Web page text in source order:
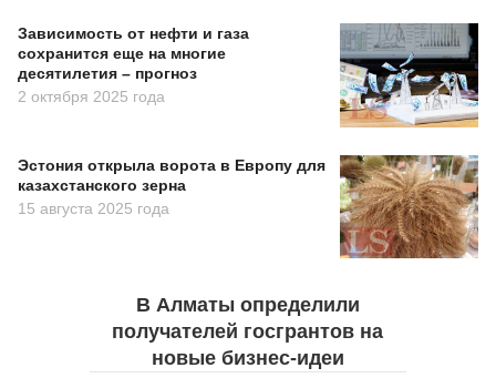
Зависимость от нефти и газа
сохранится еще на многие
десятилетия – прогноз
2 октября 2025 года
Эстония открыла ворота в Европу для
казахстанского зерна
15 августа 2025 года
В Алматы определили
получателей госгрантов на
новые бизнес-идеи